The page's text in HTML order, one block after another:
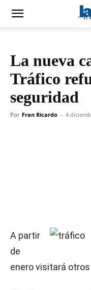
La nueva
Tráfico
seguridad
Por Fran Ricardo - 4
A partir
de
enero visitará